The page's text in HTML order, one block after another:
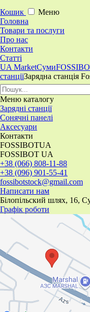
Кошик
Меню
Головна
Товари та послуги
Про нас
Контакти
Статті
UA MarketСуми
станціїЗарядна станція
Меню каталогу
Зарядні станції
Сонячні панелі
Аксесуари
Контакти
FOSSIBOTUA
FOSSIBOT UA
+38 (066) 808-11-88
+38 (096) 901-55-41
fossibotstock@gmail.com
Написати нам
Білопільский шлях, 16,
Графік роботи